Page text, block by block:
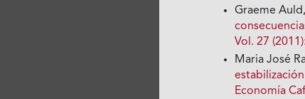
Graeme Auld,
Vol. 27
Maria José
Economía